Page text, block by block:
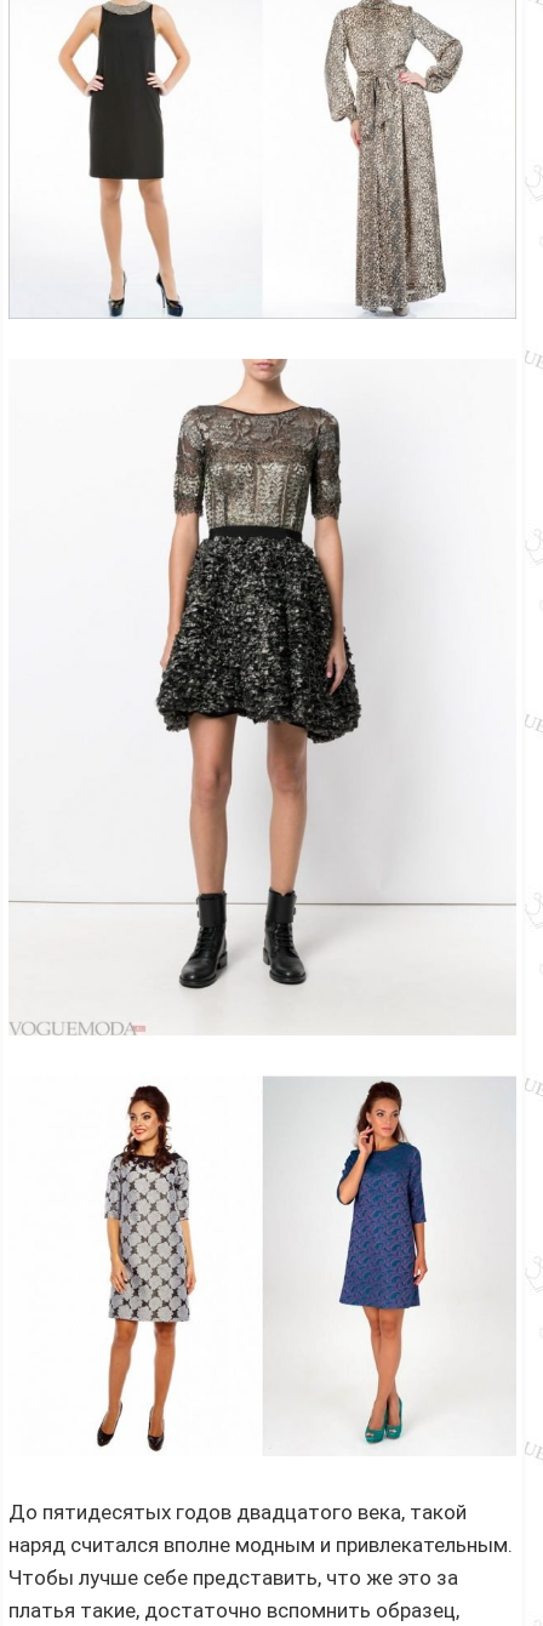
До пятидесятых годов двадцатого века, такой
наряд считался вполне модным и привлекательным.
Чтобы лучше себе представить, что же это за
платья такие, достаточно вспомнить образец,